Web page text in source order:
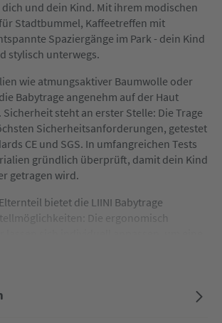
und dein Kind. Mit ihrem modischen
Stadtbummel, Kaffeetreffen mit
Spaziergänge im Park - dein Kind
stylisch unterwegs.
wie atmungsaktiver Baumwolle oder
Babytrage angenehm auf der Haut
Sicherheit steht an erster Stelle: Die Trage
Sicherheitsanforderungen, getestet
CE und SGS. In umfangreichen Tests
gründlich überprüft, damit dein Kind
getragen wird.
bietet die LIINI Babytrage
Die ergonomisch
zu gewährleisten und
Nutzung. Mit einer stabilen und